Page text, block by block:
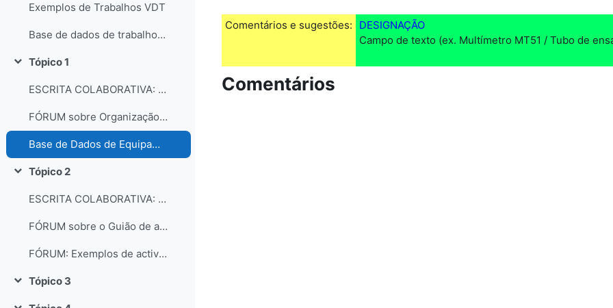
Exemplos de Trabalhos VDT
Base de dados de trabalhos dos participantes do curso
Contrair
Tópico 1
ESCRITA COLABORATIVA: Organização dos laboratórios
FÓRUM sobre Organização e gestão dos laboratórios escolares
Base de Dados de Equipamentos e Consumíveis dos Laboratórios
Contrair
Tópico 2
ESCRITA COLABORATIVA: Guião de Actividade Prática
FÓRUM sobre o Guião de actividades práticas
FÓRUM: Exemplos de actividades práticas e comentários...
Contrair
Tópico 3
Comentários e sugestões:
DESIGNAÇÃO
Campo de texto (ex. Multímetro MT51 / Tubo de
Comentários